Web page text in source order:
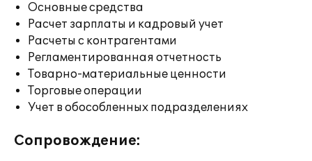
Основные средства
Расчет зарплаты и кадровый учет
Расчеты с контрагентами
Регламентированная отчетность
Товарно-материальные ценности
Торговые операции
Учет в обособленных подразделениях
Сопровождение: